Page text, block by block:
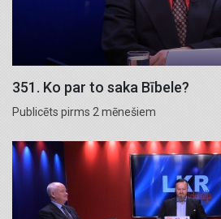
351. Ko par to saka Bībele?
Publicēts pirms 2 mēnešiem